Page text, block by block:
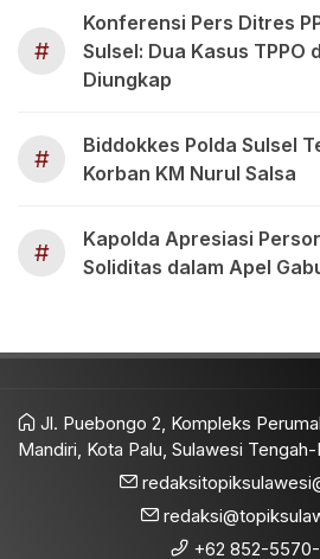
#
Konferensi Pers Ditres
Sulsel: Dua Kasus TPPO
Diungkap
#
Biddokkes Polda Sulsel
Korban KM Nurul Salsa
#
Kapolda Apresiasi
Soliditas dalam Apel
Jl. Puebongo 2, Kompleks
Mandiri, Kota Palu, Sulawesi
+62 852-